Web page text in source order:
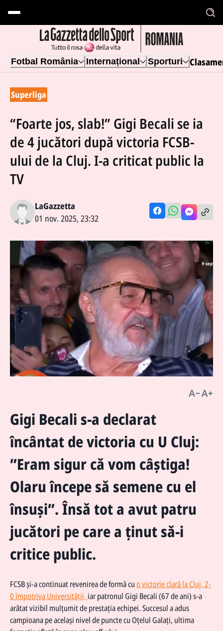
Fotbal România Internațional Sporturi
Superliga
“Foarte jos, slab!” Gigi Becali se ia
de 4 jucători după victoria FCSB-
ului de la Cluj. I-a criticat public la
TV
LaGazzetta
01 nov. 2025, 23:32
Gigi Becali s-a declarat
încântat de victoria cu U Cluj:
”Eram sigur că vom câștiga!
Olaru începe să semene cu el
însuși”. Însă tot a avut patru
jucători pe care a ținut să-i
critice public.
FCSB și-a continuat revenirea de formă cuo victorie clară la Cluj, 2-
0 împotriva Universității, iar patronul Gigi Becali (67 de ani) s-a
arătat vizibil mulțumit de prestația echipei. Succesul a adus
campioana pe același nivel de puncte cu Oțelul Galați, ultima